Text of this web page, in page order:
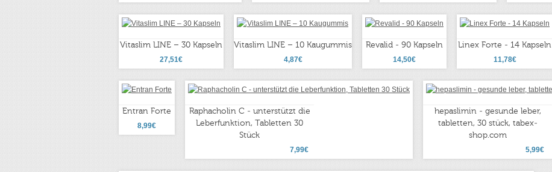
Vitaslim LINE – 30 Kapseln
27,51€
Vitaslim LINE – 10 Kaugummis
4,87€
Revalid - 90 Kapseln
14,50€
Linex Forte - 14 Kapseln
11,78€
Entran Forte
8,99€
Raphacholin C - unterstützt die
Leberfunktion, Tabletten 30
Stück
7,99€
hepaslimin - gesunde leber,
tabletten, 30 stück, tabex-
shop.com
5,99€